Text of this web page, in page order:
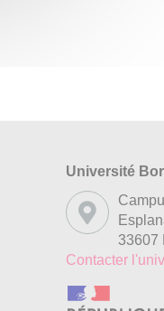
Université
33607
Contacter